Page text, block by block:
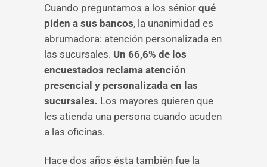
Cuando preguntamos a los sénior qué
piden a sus bancos, la unanimidad es
abrumadora: atención personalizada en
las sucursales. Un 66,6% de los
encuestados reclama atención
presencial y personalizada en las
sucursales. Los mayores quieren que
les atienda una persona cuando acuden
a las oficinas.
Hace dos años ésta también fue la